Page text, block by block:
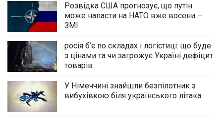
Розвідка США прогнозує, що путін
може напасти на НАТО вже восени –
ЗМІ
росія б’є по складах і логістиці: що буде
з цінами та чи загрожує Україні дефіцит
товарів
У Німеччині знайшли безпілотник з
вибухівкою біля українського літака